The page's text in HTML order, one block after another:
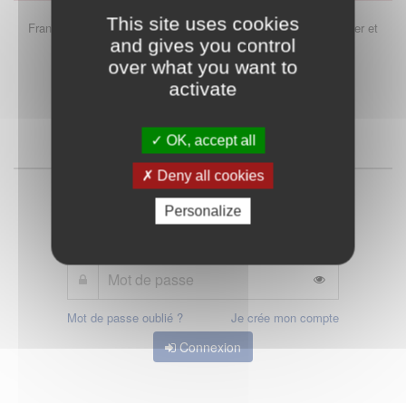
This site uses cookies
and gives you control
over what you want to
activate
OK, accept all
Deny all cookies
Personalize
FranceConnect est la solution proposée par l'Etat pour sécuriser et
simplifier la connexion à vos services en ligne.
Qu'est-ce que FranceConnect ?
ou
Mot de passe oublié ? Je crée mon compte
Connexion